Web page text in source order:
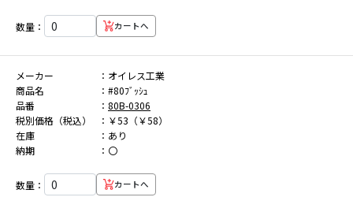
数量： カートへ
メーカー
オイレス工業
商品名
#80ﾌﾞｯｼｭ
品番
80B-0306
税別価格（税込）
￥53（￥58）
在庫
あり
納期
〇
数量： カートへ